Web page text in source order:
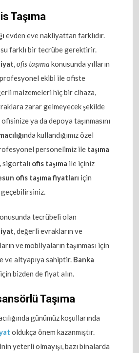
Taşıma
evden eve nakliyattan farklıdır.
farklı bir tecrübe gerektirir.
,ofis taşıma konusunda yılların
ekibi ile ofiste
malzemeleri hiç bir cihaza,
zarar gelmeyecek şekilde
ya da depoya taşınmasını
nda kullandığımız özel
personelimiz ile taşıma
sigortalı ofis taşıma ile içiniz
ofis taşıma fiyatları için
tecrübeli olan
, değerli evrakların ve
ve mobilyaların taşınması için
ve altyapıya sahiptir. Banka
için bizden de fiyat alın.
Taşıma
günümüz koşullarında
oldukça önem kazanmıştır.
yeterli olmayışı, bazı binalarda